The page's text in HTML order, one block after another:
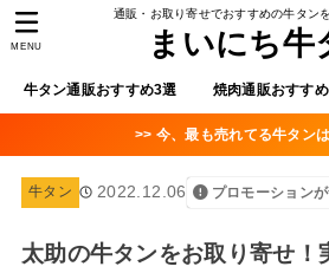
通販・お取り寄せでおすすめの牛タン
まいにち牛
牛タン通販おすすめ3選 焼肉通販おすす
MENU
>> 今、最も売れてる牛タン
牛タン 2022.12.06 プロモーション
太助の牛タンをお取り寄せ！